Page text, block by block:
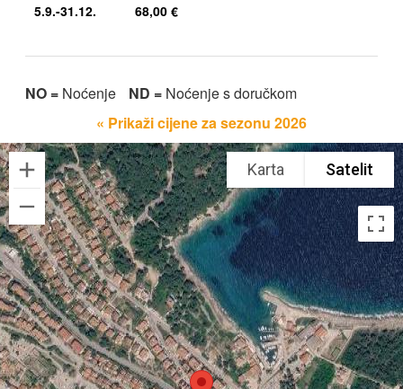
5.9.-31.12.
68,00 €
NO = Noćenje ND = Noćenje s doručkom
« Prikaži cijene za sezonu 2026
Karta Satelit